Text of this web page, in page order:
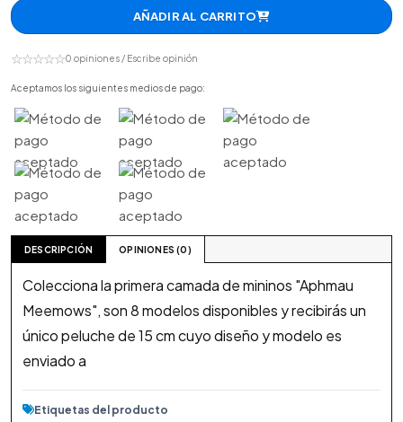
AÑADIR AL CARRITO
☆☆☆☆☆0 opiniones / Escribe opinión
Aceptamos los siguientes medios de pago:
DESCRIPCIÓN OPINIONES (0)
Colecciona la primera camada de mininos "Aphmau
Meemows", son 8 modelos disponibles y recibirás un
único peluche de 15 cm cuyo diseño y modelo es
enviado a
Etiquetas del producto